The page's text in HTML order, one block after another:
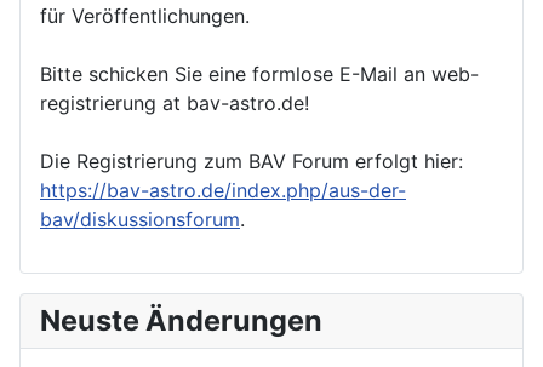
für Veröffentlichungen.
Bitte schicken Sie eine formlose E-Mail an web-
registrierung at bav-astro.de!
Die Registrierung zum BAV Forum erfolgt hier:
https://bav-astro.de/index.php/aus-der-
bav/diskussionsforum.
Neuste Änderungen